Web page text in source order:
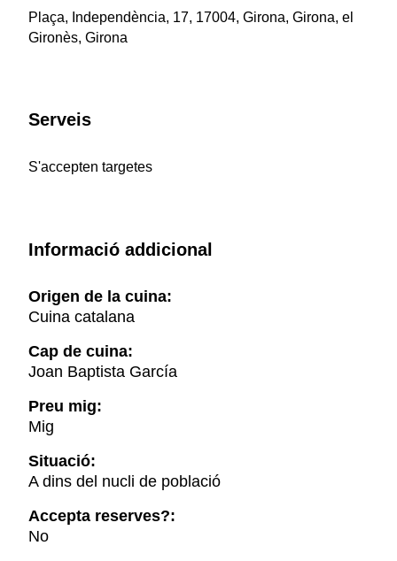
Plaça, Independència, 17, 17004, Girona, Girona, el
Gironès, Girona
Serveis
S'accepten targetes
Informació addicional
Origen de la cuina:
Cuina catalana
Cap de cuina:
Joan Baptista García
Preu mig:
Mig
Situació:
A dins del nucli de població
Accepta reserves?:
No